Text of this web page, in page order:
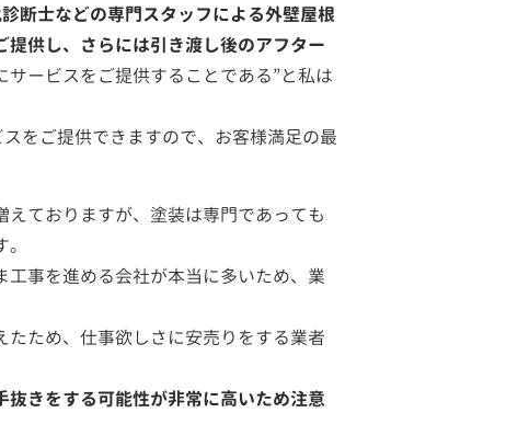
断士などの専門スタッフによる外壁屋根
供し、さらには引き渡し後のアフター
サービスをご提供することである”と私は
をご提供できますので、お客様満足の最
ておりますが、塗装は専門であっても
事を進める会社が本当に多いため、業
ため、仕事欲しさに安売りをする業者
きをする可能性が非常に高いため注意